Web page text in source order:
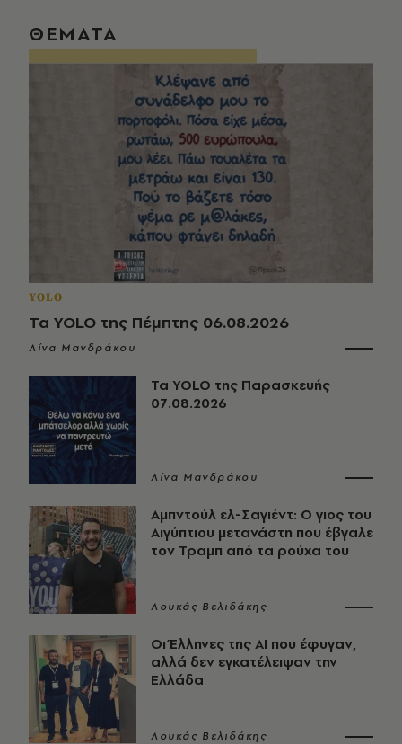
ΘΕΜΑΤΑ
YOLO
Τα YOLO της Πέμπτης 06.08.2026
Λίνα Μανδράκου
Τα YOLO της Παρασκευής
07.08.2026
Λίνα Μανδράκου
Αμπντούλ ελ-Σαγιέντ: Ο γιος του
Αιγύπτιου μετανάστη που έβγαλε
τον Τραμπ από τα ρούχα του
Λουκάς Βελιδάκης
Οι Έλληνες της ΑΙ που έφυγαν,
αλλά δεν εγκατέλειψαν την
Ελλάδα
Λουκάς Βελιδάκης